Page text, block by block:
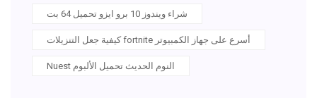
شراء ويندوز 10 برو ايزو تحميل 64 بت
كيفية جعل التنزيلات fortnite أسرع على جهاز الكمبيوتر
Nuest النوم الحديث تحميل الألبوم